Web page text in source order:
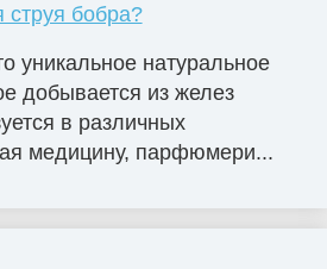
струя бобра?
уникальное натуральное
добывается из желез
в различных
медицину, парфюмери...